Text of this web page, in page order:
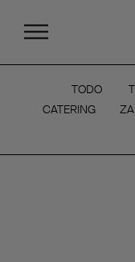
TODO
CATERING